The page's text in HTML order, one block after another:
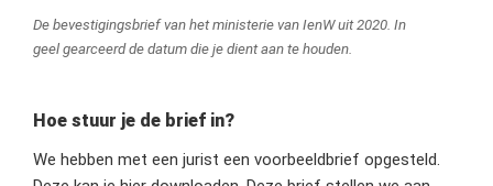
De bevestigingsbrief van het ministerie van IenW uit 2020. In
geel gearceerd de datum die je dient aan te houden.
Hoe stuur je de brief in?
We hebben met een jurist een voorbeeldbrief opgesteld.